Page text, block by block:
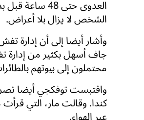
العدوى حتى 48
الشخص لا يزال بلا أعراض.
وأشار أيضا إلى أن إدارة
جاف أسهل بكثير من
محتملون إلى بيوتهم
واقتبست توفكجي أيضا
كندا. وقالت مار، التي